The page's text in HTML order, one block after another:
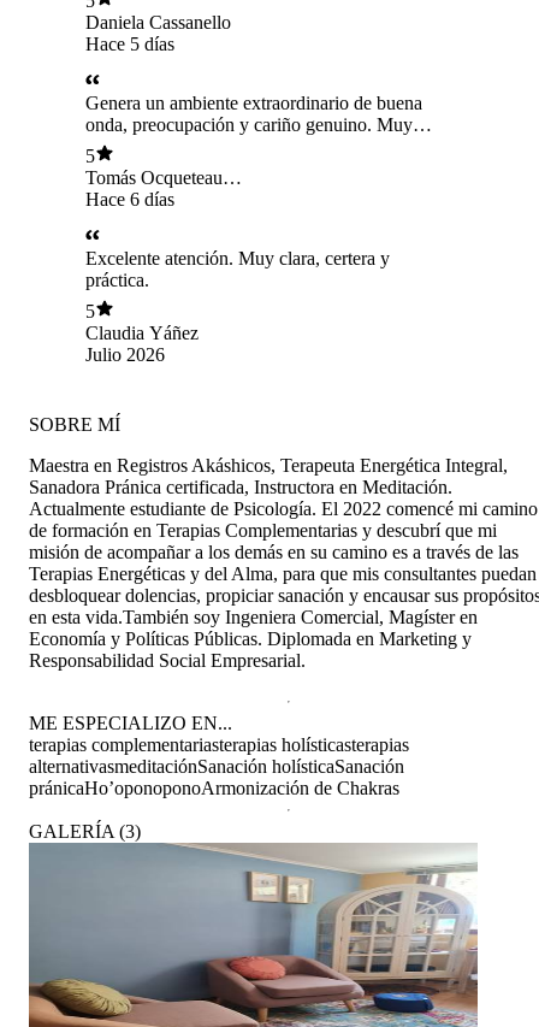
Daniela Cassanello
Hace 5 días
Genera un ambiente extraordinario de buena
onda, preocupación y cariño genuino. Muy
alegre y buena en lo que hace, da frutos!!
5
Tomás Ocqueteau
Tacchini
Hace 6 días
Excelente atención. Muy clara, certera y
práctica.
5
Claudia Yáñez
Julio 2026
SOBRE MÍ
Maestra en Registros Akáshicos, Terapeuta Energética Integral,
Sanadora Pránica certificada, Instructora en Meditación.
Actualmente estudiante de Psicología. El 2022 comencé mi camino
de formación en Terapias Complementarias y descubrí que mi
misión de acompañar a los demás en su camino es a través de las
Terapias Energéticas y del Alma, para que mis consultantes puedan
desbloquear dolencias, propiciar sanación y encausar sus
en esta vida. ​ También soy Ingeniera Comercial, Magíster en
Economía y Políticas Públicas. Diplomada en Marketing y
Responsabilidad Social Empresarial.
ME ESPECIALIZO EN...
terapias complementariasterapias holísticasterapias
alternativasmeditaciónSanación holísticaSanación
pránicaHo’oponoponoArmonización de Chakras
GALERÍA (3)